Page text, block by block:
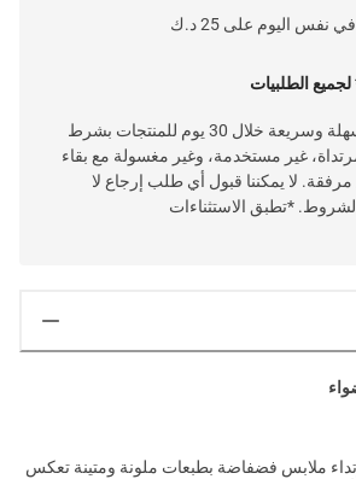
اليوم على 25 د.ك
الطلبيات
خدمة إرجاع سهلة وسريعة خلال 30 يوم للمنتجات بشرط
غير مستخدمة، وغير مغسولة مع بقاء
مرفقة. لا يمكننا قبول أي طلب إرجاع لا
*تطبق الاستثناءات
ملابس فضفاضة بطبعات ملونة ومتينة تعكس